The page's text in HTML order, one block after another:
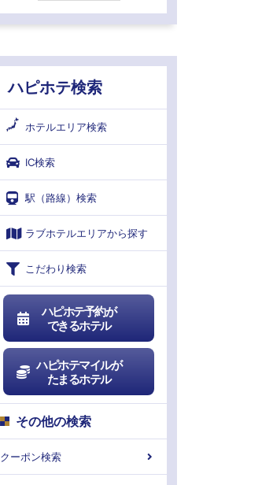
ハピホテ検索
ホテルエリア検索
IC検索
駅（路線）検索
ラブホテルエリアから探す
こだわり検索
ハピホテ予約が
できるホテル
ハピホテマイルが
たまるホテル
その他の検索
クーポン検索